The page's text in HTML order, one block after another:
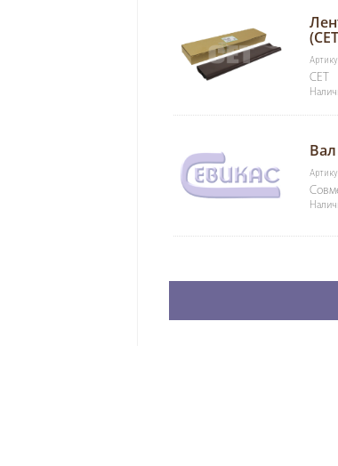
CET